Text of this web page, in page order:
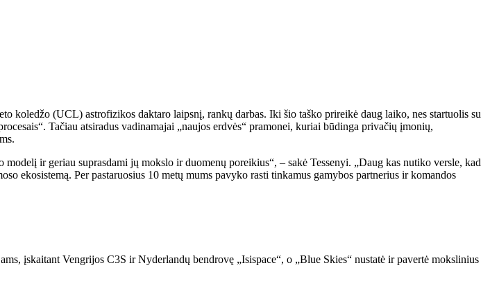
koledžo (UCL) astrofizikos daktaro laipsnį, rankų darbas. Iki šio taško prireikė daug laiko, nes startuolis su
Tačiau atsiradus vadinamajai „naujos erdvės“ pramonei, kuriai būdinga privačių įmonių,
ir geriau suprasdami jų mokslo ir duomenų poreikius“, – sakė Tessenyi. „Daug kas nutiko versle, kad
ekosistemą. Per pastaruosius 10 metų mums pavyko rasti tinkamus gamybos partnerius ir komandos
įskaitant Vengrijos C3S ir Nyderlandų bendrovę „Isispace“, o „Blue Skies“ nustatė ir pavertė mokslinius